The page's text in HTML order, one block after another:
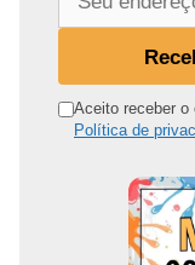
n Aceito receber o
Política de